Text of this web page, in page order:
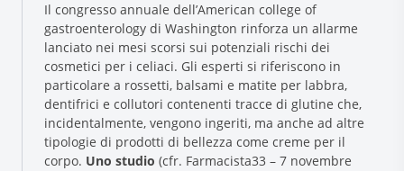
Il congresso annuale dell’American college of
gastroenterology di Washington rinforza un allarme
lanciato nei mesi scorsi sui potenziali rischi dei
cosmetici per i celiaci. Gli esperti si riferiscono in
particolare a rossetti, balsami e matite per labbra,
dentifrici e collutori contenenti tracce di glutine che,
incidentalmente, vengono ingeriti, ma anche ad altre
tipologie di prodotti di bellezza come creme per il
corpo. Uno studio (cfr. Farmacista33 – 7 novembre